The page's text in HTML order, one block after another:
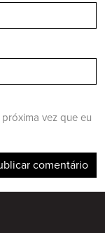
vez que eu